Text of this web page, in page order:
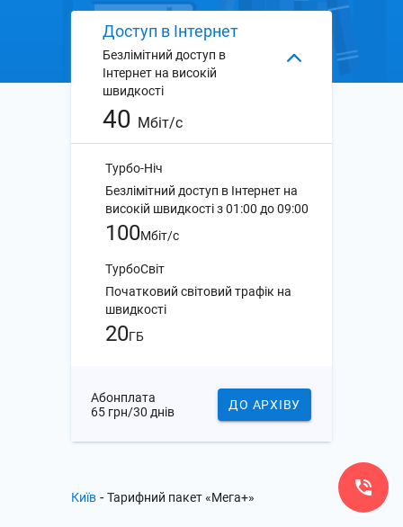
Доступ в Інтернет
Безлімітний доступ в
Інтернет на високій
швидкості
40 Мбіт/с
Турбо-Ніч
Безлімітний доступ в Інтернет на
високій швидкості з 01:00 до 09:00
100Мбіт/с
ТурбоСвіт
Початковий світовий трафік на
швидкості
20ГБ
Абонплата
65 грн/30 днів
ДО АРХІВУ
Київ - Тарифний пакет «Мега+»